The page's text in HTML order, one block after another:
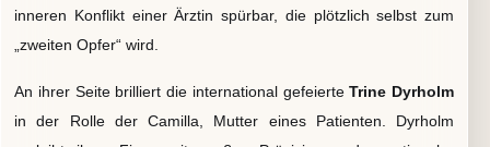
inneren Konflikt einer Ärztin spürbar, die plötzlich selbst zum
„zweiten Opfer“ wird.
An ihrer Seite brilliert die international gefeierteTrine Dyrholm
in der Rolle der Camilla, Mutter eines Patienten. Dyrholm